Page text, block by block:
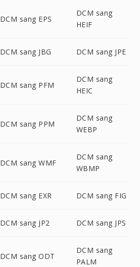
DCM sang EPS
DCM sang
HEIF
DCM sang JBG DCM sang JPE
DCM sang PFM
DCM sang
HEIC
DCM sang PPM
DCM sang
WEBP
DCM sang WMF
DCM sang
WBMP
DCM sang EXR DCM sang FIG
DCM sang JP2 DCM sang JPS
DCM sang ODT
DCM sang
PALM